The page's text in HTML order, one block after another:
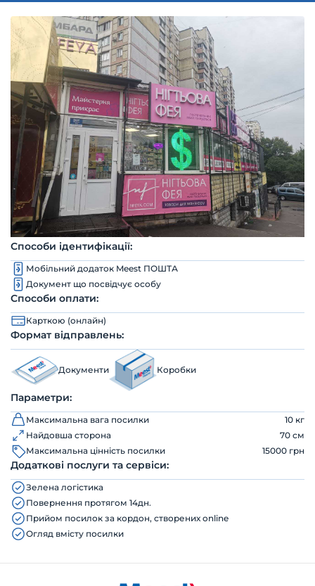
Способи ідентифікації:
Мобільний додаток Meest ПОШТА
Документ що посвідчує особу
Способи оплати:
Карткою (онлайн)
Формат відправлень:
Документи Коробки
Параметри:
Максимальна вага посилки
10 кг
Найдовша сторона
70 см
Максимальна цінність посилки
15000 грн
Додаткові послуги та сервіси:
Зелена логістика
Повернення протягом 14дн.
Прийом посилок за кордон, створених online
Огляд вмісту посилки